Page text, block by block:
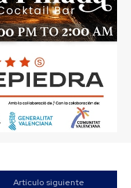
Artículo siguiente